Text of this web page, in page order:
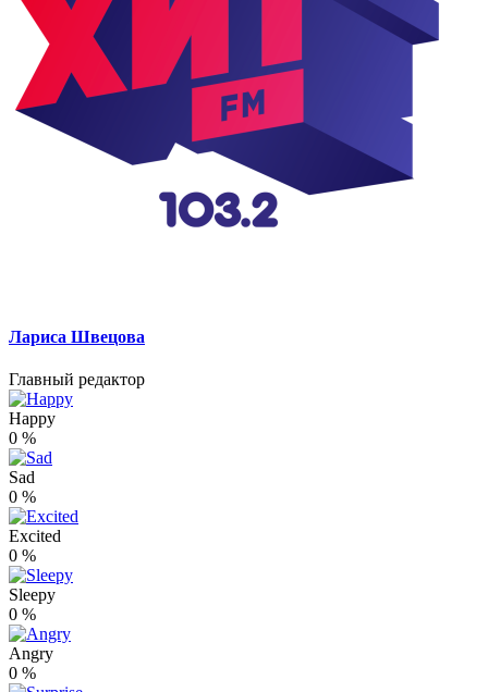
Лариса Швецова
Главный редактор
Happy
0 %
Sad
0 %
Excited
0 %
Sleepy
0 %
Angry
0 %